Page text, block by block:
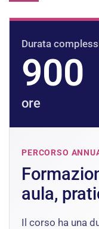
Durata
900
ore
PERCORSO
aula,
Il corso ha una